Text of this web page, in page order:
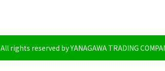
All rights reserved by YANAGAWA TRADING